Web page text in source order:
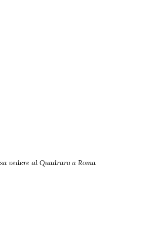
vedere al Quadraro a Roma